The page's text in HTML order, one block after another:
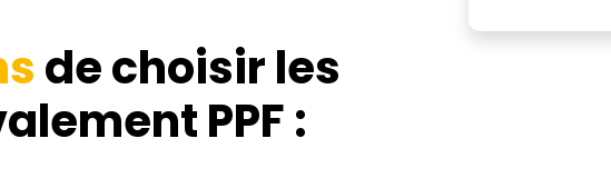
de choisir les
PPF :